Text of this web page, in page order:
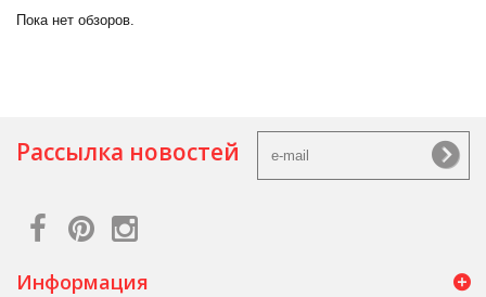
Пока нет обзоров.
Рассылка новостей
Информация